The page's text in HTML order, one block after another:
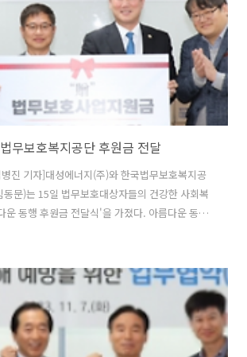
대구
무보호복지공단 후원금 전달
진 기자]대성에너지(주)와 한국법무보호복지공
문)는 15일 법무보호대상자들의 건강한 사회복
운 동행 후원금 전달식'을 가졌다. 아름다운 동행
의 추진 동력을 확보하기 위해 지역기업의 사회
식에 필요한 기초생활비, 합동결혼식 지원, 자녀
원 등에 사용된다. 지난 2018년 아름다운 동행 후
한 대성에너지는 지역 법무보호대상자들의 원활한
범죄 예방 활동을 위한 법무보호복지사업의 후원
고 있다. 윤홍식 대성에너지 대표이사는 "대성에너